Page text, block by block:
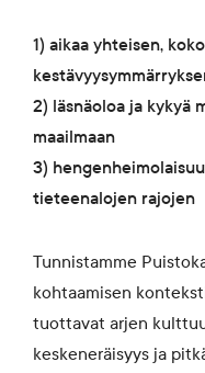
1) aikaa yhteisen,
2) läsnäoloa ja kykyä
maailmaan
3)
tieteenalojen rajojen
Tunnistamme
kohtaamisen
tuottavat arjen
keskeneräisyys ja